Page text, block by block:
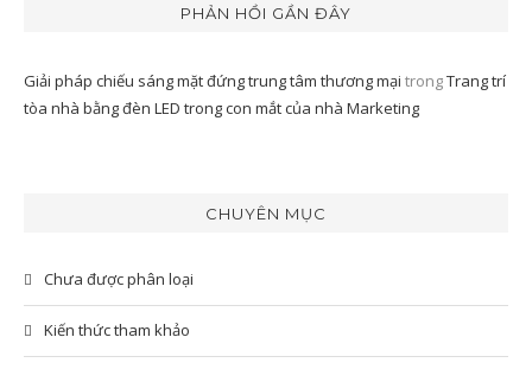
PHẢN HỒI GẦN ĐÂY
Giải pháp chiếu sáng mặt đứng trung tâm thương mại trongTrang trí
tòa nhà bằng đèn LED trong con mắt của nhà Marketing
CHUYÊN MỤC
Chưa được phân loại
Kiến thức tham khảo